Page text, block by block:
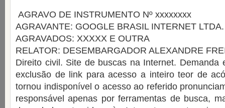
AGRAVO DE INSTRUMENTO Nº xxxxxxxx
AGRAVANTE: GOOGLE BRASIL INTERNET LTDA.
AGRAVADOS: XXXXX E OUTRA
RELATOR: DESEMBARGADOR ALEXANDRE
Direito civil. Site de buscas na Internet. Demanda
exclusão de link para acesso a inteiro teor de
tornou indisponível o acesso ao referido
responsável apenas por ferramentas de busca,